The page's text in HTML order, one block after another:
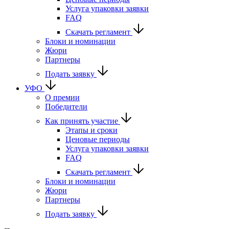
Услуга упаковки заявки
FAQ
Скачать регламент
Блоки и номинации
Жюри
Партнеры
Подать заявку
УФО
О премии
Победители
Как принять участие
Этапы и сроки
Ценовые периоды
Услуга упаковки заявки
FAQ
Скачать регламент
Блоки и номинации
Жюри
Партнеры
Подать заявку